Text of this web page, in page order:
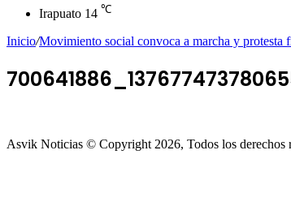
Irapuato 14 ℃
Inicio/Movimiento social convoca a marcha y protesta
Asvik Noticias © Copyright 2026, Todos los derechos